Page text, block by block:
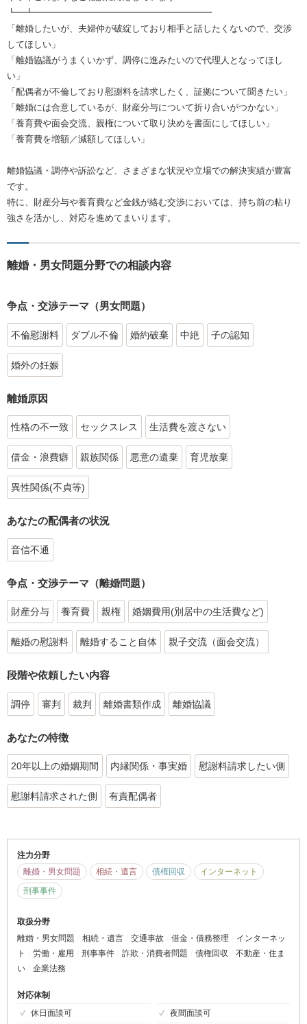
┗━┻━━━━━━━━━━━━━━━━━━━━
「離婚したいが、夫婦仲が破綻しており相手と話したくないので、交渉
してほしい」
「離婚協議がうまくいかず、調停に進みたいので代理人となってほし
い」
「配偶者が不倫しており慰謝料を請求したく、証拠について聞きたい」
「離婚には合意しているが、財産分与について折り合いがつかない」
「養育費や面会交流、親権について取り決めを書面にしてほしい」
「養育費を増額／減額してほしい」
離婚協議・調停や訴訟など、さまざまな状況や立場での解決実績が豊富
です。
特に、財産分与や養育費など金銭が絡む交渉においては、持ち前の粘り
強さを活かし、対応を進めてまいります。
離婚・男女問題分野での相談内容
争点・交渉テーマ（男女問題）
不倫慰謝料 ダブル不倫 婚約破棄 中絶 子の認知
婚外の妊娠
離婚原因
性格の不一致 セックスレス 生活費を渡さない
借金・浪費癖 親族関係 悪意の遺棄 育児放棄
異性関係(不貞等)
あなたの配偶者の状況
音信不通
争点・交渉テーマ（離婚問題）
財産分与 養育費 親権 婚姻費用(別居中の生活費など)
離婚の慰謝料 離婚すること自体 親子交流（面会交流）
段階や依頼したい内容
調停 審判 裁判 離婚書類作成 離婚協議
あなたの特徴
20年以上の婚姻期間 内縁関係・事実婚 慰謝料請求したい側
慰謝料請求された側 有責配偶者
注力分野
離婚・男女問題
相続・遺言 債権回収
インターネット
刑事事件
取扱分野
離婚・男女問題
相続・遺言 交通事故 借金・債務整理
インターネッ
ト
労働・雇用 刑事事件 詐欺・消費者問題 債権回収
不動産・住ま
い
企業法務
対応体制
休日面談可
夜間面談可